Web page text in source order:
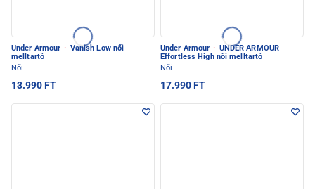
Under Armour · Vanish Low női
melltartó
Női
13.990 FT
Under Armour · UNDER ARMOUR
Effortless High női melltartó
Női
17.990 FT